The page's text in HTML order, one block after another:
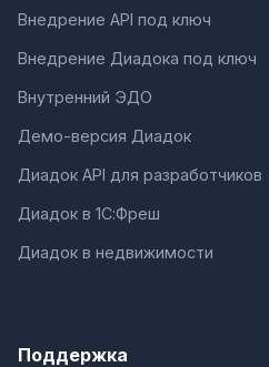
Внедрение API под ключ
Внедрение Диадока под ключ
Внутренний ЭДО
Демо-версия Диадок
Диадок API для разработчиков
Диадок в 1С:Фреш
Диадок в недвижимости
Поддержка